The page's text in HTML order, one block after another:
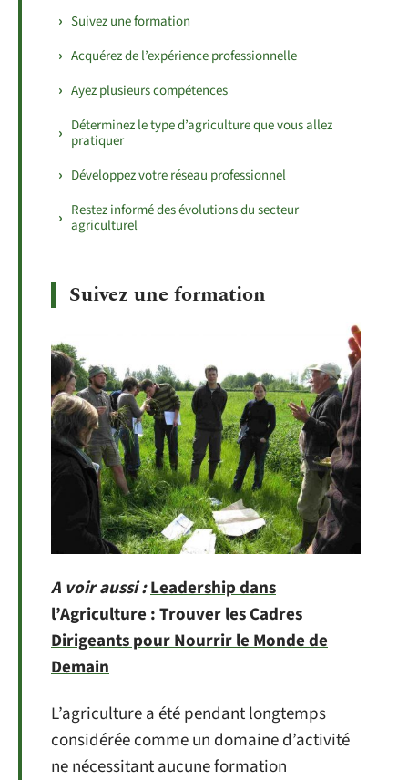
Suivez une formation
Acquérez de l’expérience professionnelle
Ayez plusieurs compétences
Déterminez le type d’agriculture que vous allez
pratiquer
Développez votre réseau professionnel
Restez informé des évolutions du secteur
agriculturel
Suivez une formation
A voir aussi :Leadership dans
l’Agriculture : Trouver les Cadres
Dirigeants pour Nourrir le Monde de
Demain
L’agriculture a été pendant longtemps
considérée comme un domaine d’activité
ne nécessitant aucune formation